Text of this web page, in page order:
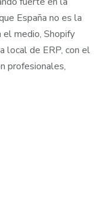
España no es la
el medio, Shopify
local de ERP, con el
profesionales,